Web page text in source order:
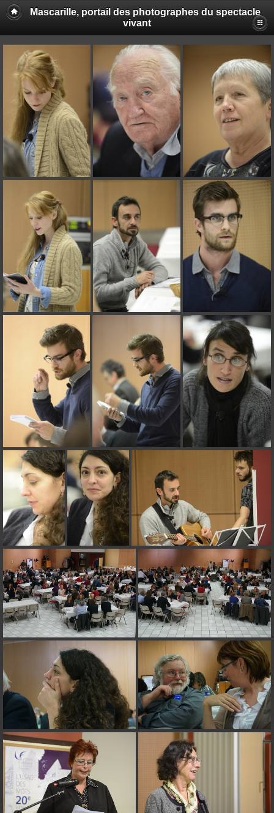
Mascarille, portail des photographes du spectacle
vivant